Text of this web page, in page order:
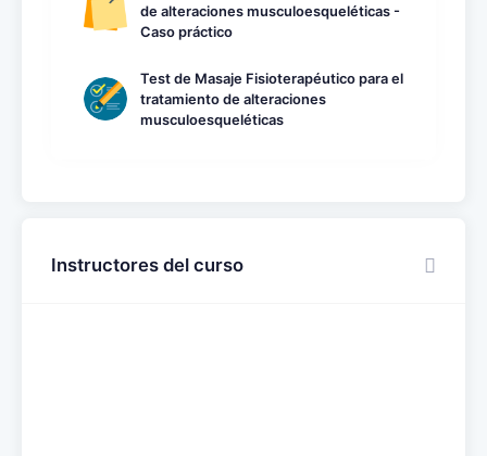
de alteraciones musculoesqueléticas -
Caso práctico
Test de Masaje Fisioterapéutico para el
tratamiento de alteraciones
musculoesqueléticas
Instructores del curso